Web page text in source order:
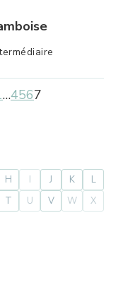
…4567
H I J K
L
T U V W
X